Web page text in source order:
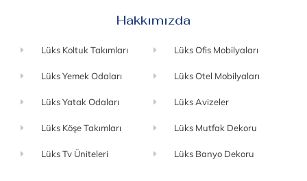
Hakkımızda
Lüks Koltuk Takımları
Lüks Yemek Odaları
Lüks Yatak Odaları
Lüks Köşe Takımları
Lüks Tv Üniteleri
Lüks Ofis Mobilyaları
Lüks Otel Mobilyaları
Lüks Avizeler
Lüks Mutfak Dekoru
Lüks Banyo Dekoru